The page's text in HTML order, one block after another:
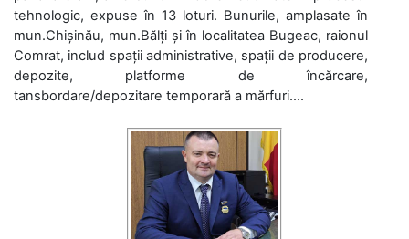
tehnologic, expuse în 13 loturi. Bunurile, amplasate în
mun.Chișinău, mun.Bălți și în localitatea Bugeac, raionul
Comrat, includ spații administrative, spații de producere,
depozite, platforme de încărcare,
tansbordare/depozitare temporară a mărfuri....